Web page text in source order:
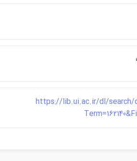
https://lib.ui.ac.ir/dl/search/